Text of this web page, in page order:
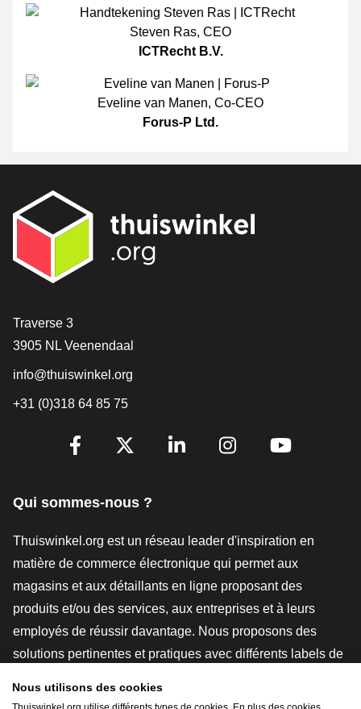
Steven Ras, CEO
ICTRecht B.V.
Eveline van Manen, Co-CEO
Forus-P Ltd.
[_General:Contact]
Traverse 3
3905 NL Veenendaal
info@thuiswinkel.org
+31 (0)318 64 85 75
[_General:SocialMediaTitle]
Qui sommes-nous ?
Thuiswinkel.org est un réseau leader d'inspiration en
matière de commerce électronique qui permet aux
magasins et aux détaillants en ligne proposant des
produits et/ou des services, aux entreprises et à leurs
employés de réussir davantage. Nous proposons des
solutions pertinentes et pratiques avec différents labels de
Nous utilisons des cookies